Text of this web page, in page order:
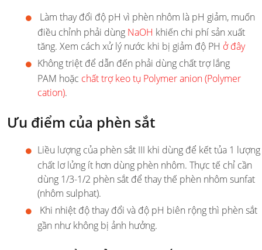
Làm thay đổi độ pH vì phèn nhôm là pH giảm, muốn
điều chỉnh phải dùng NaOH khiến chi phí sản xuất
tăng. Xem cách xử lý nước khi bị giảm độ PH ở đây
Không triệt để dẫn đến phải dùng chất trợ lắng
PAM hoặc chất trợ keo tụ Polymer anion (Polymer
cation).
Ưu điểm của phèn sắt
Liều lượng của phèn sắt III khi dùng để kết tủa 1 lượng
chất lơ lửng ít hơn dùng phèn nhôm. Thực tế chỉ cần
dùng 1/3-1/2 phèn sắt để thay thế phèn nhôm sunfat
(nhôm sulphat).
Khi nhiệt độ thay đổi và độ pH biên rộng thì phèn sắt
gần như không bị ảnh hưởng.